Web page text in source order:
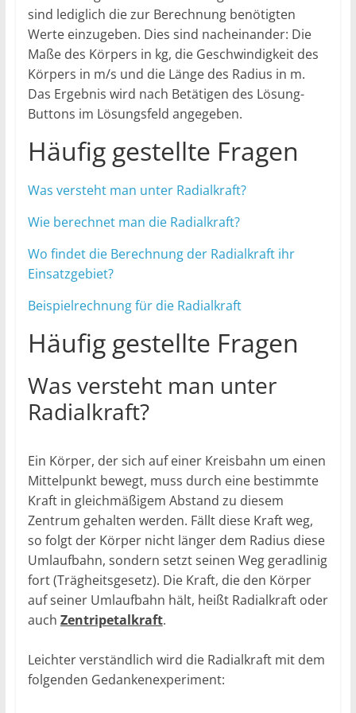
sind lediglich die zur Berechnung benötigten
Werte einzugeben. Dies sind nacheinander: Die
Maße des Körpers in kg, die Geschwindigkeit des
Körpers in m/s und die Länge des Radius in m.
Das Ergebnis wird nach Betätigen des Lösung-
Buttons im Lösungsfeld angegeben.
Häufig gestellte Fragen
Was versteht man unter Radialkraft?
Wie berechnet man die Radialkraft?
Wo findet die Berechnung der Radialkraft ihr
Einsatzgebiet?
Beispielrechnung für die Radialkraft
Häufig gestellte Fragen
Was versteht man unter
Radialkraft?
Ein Körper, der sich auf einer Kreisbahn um einen
Mittelpunkt bewegt, muss durch eine bestimmte
Kraft in gleichmäßigem Abstand zu diesem
Zentrum gehalten werden. Fällt diese Kraft weg,
so folgt der Körper nicht länger dem Radius diese
Umlaufbahn, sondern setzt seinen Weg geradlinig
fort (Trägheitsgesetz). Die Kraft, die den Körper
auf seiner Umlaufbahn hält, heißt Radialkraft oder
auch Zentripetalkraft.
Leichter verständlich wird die Radialkraft mit dem
folgenden Gedankenexperiment: